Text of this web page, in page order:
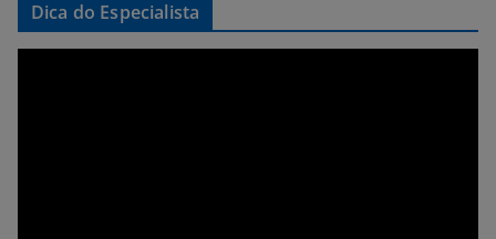
Dica do Especialista